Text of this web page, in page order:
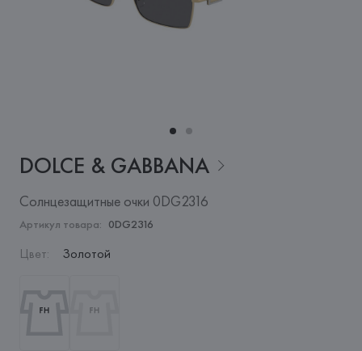
DOLCE & GABBANA
Солнцезащитные очки 0DG2316
Артикул товара: 0DG2316
Цвет: Золотой